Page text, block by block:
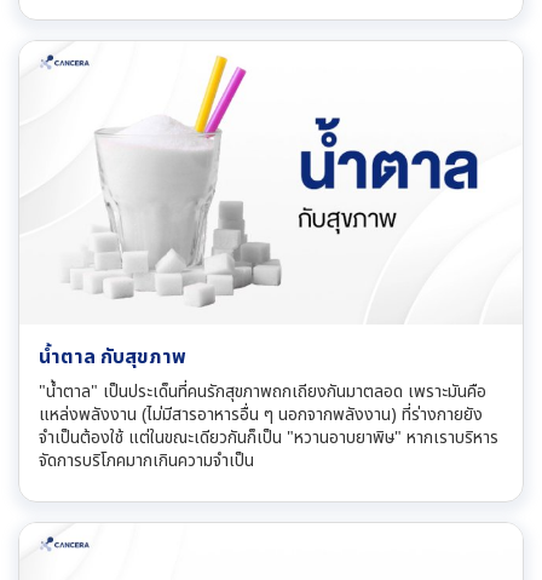
น้ำตาล กับสุขภาพ
"น้ำตาล" เป็นประเด็นที่คนรักสุขภาพถกเถียงกันมาตลอด เพราะมันคือ
แหล่งพลังงาน (ไม่มีสารอาหารอื่น ๆ นอกจากพลังงาน) ที่ร่างกายยัง
จำเป็นต้องใช้ แต่ในขณะเดียวกันก็เป็น "หวานอาบยาพิษ" หากเราบริหาร
จัดการบริโภคมากเกินความจำเป็น